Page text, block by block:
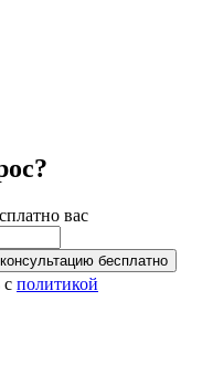
вас
бесплатно
с политикой